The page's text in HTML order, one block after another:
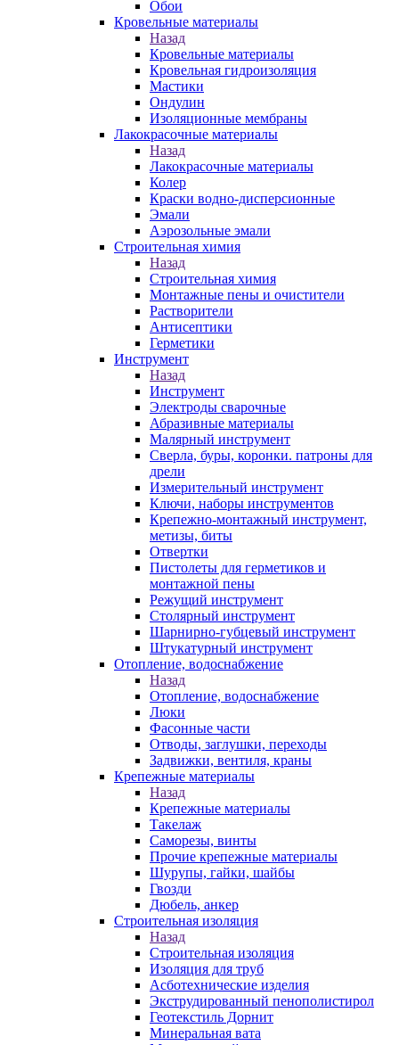
Обои
Кровельные материалы
Назад
Кровельные материалы
Кровельная гидроизоляция
Мастики
Ондулин
Изоляционные мембраны
Лакокрасочные материалы
Назад
Лакокрасочные материалы
Колер
Краски водно-дисперсионные
Эмали
Аэрозольные эмали
Строительная химия
Назад
Строительная химия
Монтажные пены и очистители
Растворители
Антисептики
Герметики
Инструмент
Назад
Инструмент
Электроды сварочные
Абразивные материалы
Малярный инструмент
Сверла, буры, коронки. патроны для
дрели
Измерительный инструмент
Ключи, наборы инструментов
Крепежно-монтажный инструмент,
метизы, биты
Отвертки
Пистолеты для герметиков и
монтажной пены
Режущий инструмент
Столярный инструмент
Шарнирно-губцевый инструмент
Штукатурный инструмент
Отопление, водоснабжение
Назад
Отопление, водоснабжение
Люки
Фасонные части
Отводы, заглушки, переходы
Задвижки, вентиля, краны
Крепежные материалы
Назад
Крепежные материалы
Такелаж
Саморезы, винты
Прочие крепежные материалы
Шурупы, гайки, шайбы
Гвозди
Дюбель, анкер
Строительная изоляция
Назад
Строительная изоляция
Изоляция для труб
Асботехнические изделия
Экструдированный пенополистирол
Геотекстиль Дорнит
Минеральная вата